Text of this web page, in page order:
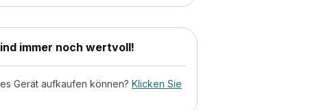
immer noch wertvoll!
Gerät aufkaufen können? Klicken Sie